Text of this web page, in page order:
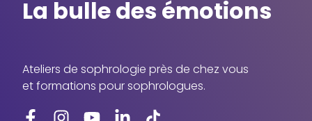
La bulle des émotions
Ateliers de sophrologie près de chez vous
et formations pour sophrologues.